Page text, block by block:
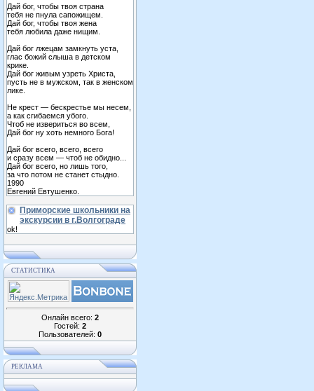
Дай бог, чтобы твоя страна
тебя не пнула сапожищем.
Дай бог, чтобы твоя жена
тебя любила даже нищим.
Дай бог лжецам замкнуть уста,
глас божий слыша в детском
крике.
Дай бог живым узреть Христа,
пусть не в мужском, так в женском
лике.
Не крест — бескрестье мы несем,
а как сгибаемся убого.
Чтоб не извериться во всем,
Дай бог ну хоть немного Бога!
Дай бог всего, всего, всего
и сразу всем — чтоб не обидно...
Дай бог всего, но лишь того,
за что потом не станет стыдно.
1990
Евгений Евтушенко.
Приморские школьники на
экскурсии в г.Волгограде
ok!
СТАТИСТИКА
Онлайн всего: 2
Гостей: 2
Пользователей: 0
РЕКЛАМА